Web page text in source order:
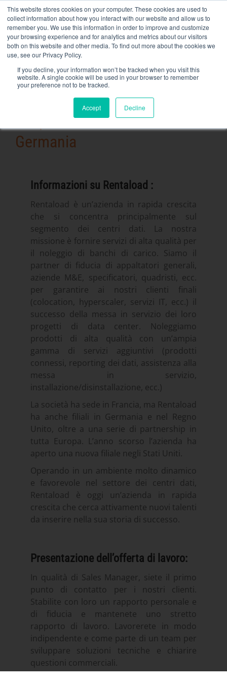
This website stores cookies on your computer. These cookies are used to
collect information about how you interact with our website and allow us to
remember you. We use this information in order to improve and customize
your browsing experience and for analytics and metrics about our visitors
both on this website and other media. To find out more about the cookies we
use, see our Privacy Policy.
If you decline, your information won’t be tracked when you visit this
website. A single cookie will be used in your browser to remember
your preference not to be tracked.
Accept Decline
content
NEW FLEET: Banche di carico da 3,5 MW / MVA disponibili,
maggiori informazioni qui.
CONTATTO
Toggle
Servizi correlati
Secteurs et solutions
https://rentaload.com/es/empresa-banco-de-carga-
Contatto
Calendario
Responsabile vendite
Germania
Informazioni su Rentaload :
Rentaload è un’azienda in rapida crescita
che si concentra principalmente sul
segmento dei centri dati. La nostra
missione è fornire servizi di alta qualità per
il noleggio di banchi di carico. Siamo il
partner di fiducia di appaltatori generali,
aziende M&E, specificatori, quadristi, ecc.
per garantire ai nostri clienti finali
(colocation, hyperscaler, servizi IT, ecc.) il
successo della messa in servizio dei loro
progetti di data center. Noleggiamo
prodotti di alta qualità con un’ampia
gamma di servizi aggiuntivi (prodotti
connessi, reporting dei dati, assistenza alla
messa in servizio,
installazione/disinstallazione, ecc.)
La società ha sede in Francia, ma Rentaload
ha anche filiali in Germania e nel Regno
Unito, oltre a una serie di partnership in
tutta Europa. L’anno scorso l’azienda ha
aperto una nuova filiale negli Stati Uniti.
Operando in un ambiente molto dinamico
e favorevole nel settore dei centri dati,
Rentaload è oggi un’azienda in rapida
crescita che cerca attivamente nuovi talenti
da inserire nella sua storia di successo.
Presentazione dell’offerta di lavoro:
In qualità di Sales Manager, siete il primo
punto di contatto per i nostri clienti.
Stabilite con loro un rapporto personale e
di fiducia e mantenete uno stretto
rapporto di lavoro. Lavorerete in modo
indipendente e come parte di un team per
sviluppare soluzioni tecniche e chiarire
questioni commerciali.